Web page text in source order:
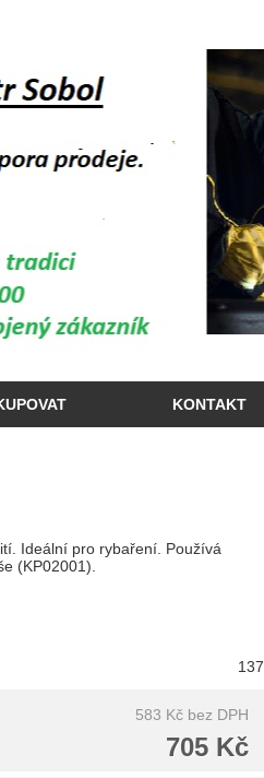
KONTAKT
Ideální pro rybaření. Používá
(KP02001).
137
583 Kč bez DPH
705 Kč